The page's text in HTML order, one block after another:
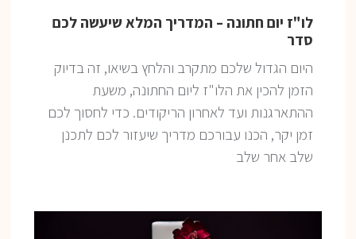
לו"ז יום חתונה – המדריך המלא שיעשה לכם
סדר
היום הגדול שלכם מתקרב והלחץ בשיאו, זה בדיוק
הזמן להכין את הלו"ז ליום החתונה, משעת
ההתארגנות ועד לאחרון הריקודים. כדי לחסוך לכם
זמן יקר, הכנו עבורכם מדריך שיעזור לכם לתכנן
שלב אחר שלב